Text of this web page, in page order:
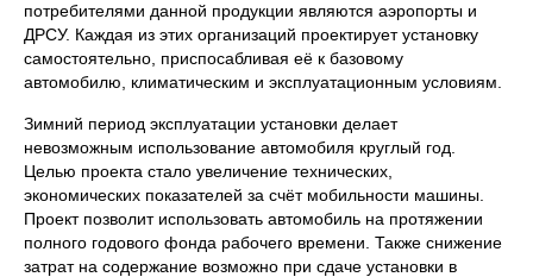
потребителями данной продукции являются аэропорты и
ДРСУ. Каждая из этих организаций проектирует установку
самостоятельно, приспосабливая её к базовому
автомобилю, климатическим и эксплуатационным условиям.
Зимний период эксплуатации установки делает
невозможным использование автомобиля круглый год.
Целью проекта стало увеличение технических,
экономических показателей за счёт мобильности машины.
Проект позволит использовать автомобиль на протяжении
полного годового фонда рабочего времени. Также снижение
затрат на содержание возможно при сдаче установки в